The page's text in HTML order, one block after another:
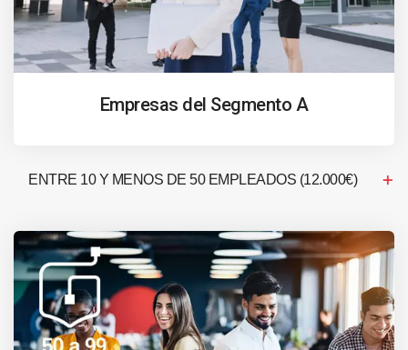
Empresas del Segmento A
ENTRE 10 Y MENOS DE 50 EMPLEADOS (12.000€)